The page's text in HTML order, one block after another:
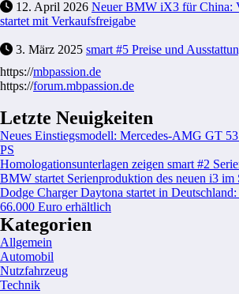
12. April 2026 Neuer BMW iX3 für China:
startet mit Verkaufsfreigabe
3. März 2025 smart #5 Preise und
https://mbpassion.de
https://forum.mbpassion.de
Letzte Neuigkeiten
Neues Einstiegsmodell: Mercedes-AMG GT
PS
Homologationsunterlagen zeigen smart #2
BMW startet Serienproduktion des neuen i3
Dodge Charger Daytona startet in
66.000 Euro erhältlich
Kategorien
Allgemein
Automobil
Nutzfahrzeug
Technik